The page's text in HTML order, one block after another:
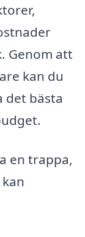
Genom att
kan du
det bästa
en trappa,